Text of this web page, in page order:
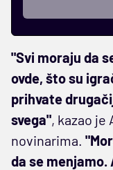
"Svi moraju da
ovde, što su
prihvate
svega", kazao
novinarima.
da se